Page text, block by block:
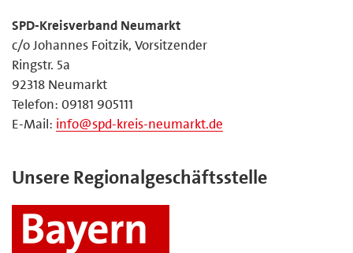
SPD-Kreisverband Neumarkt
c/o Johannes Foitzik, Vorsitzender
Ringstr. 5a
92318 Neumarkt
Telefon: 09181 905111
E-Mail: info@spd-kreis-neumarkt.de
Unsere Regionalgeschäftsstelle